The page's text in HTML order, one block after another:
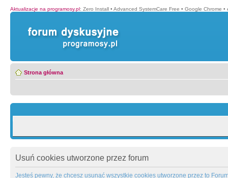
Aktualizacje na programosy.pl: Zero Install • Advanced SystemCare Free • Google Chrome •
Strona główna
Usuń cookies utworzone przez forum
Jesteś pewny, że chcesz usunąć wszystkie cookies utworzone przez to